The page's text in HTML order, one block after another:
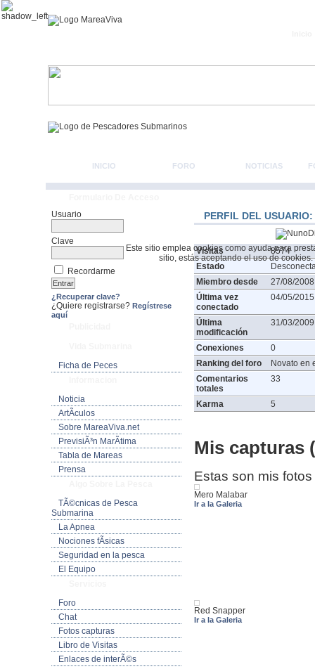
Este sitio emplea cookies como ayuda para
sitio, estás aceptando el uso de cookies.
INICIO FORO NOTICIAS
Usuario
Clave
Recordarme
¿Recuperar clave?
¿Quiere registrarse? Regístrese
aquí
Ficha de Peces
Noticia
ArtÃ­culos
Sobre MareaViva.net
PrevisiÃ³n MarÃ­tima
Tabla de Mareas
Prensa
TÃ©cnicas de Pesca
Submarina
La Apnea
Nociones fÃ­sicas
Seguridad en la pesca
El Equipo
Foro
Chat
Fotos capturas
Libro de Visitas
Enlaces de interÃ©s
PERFIL DEL
Visitas
8574
Estado
Miembro desde
27/08/
Última vez
conectado
04/05/
Última
modificación
31/03/
Conexiones
0
Ranking del foro
Novato en
Comentarios
totales
33
Karma 5
Mis capturas
Estas son mis
Mero Malabar
Ir a la Galeria
Red Snapper
Ir a la Galeria